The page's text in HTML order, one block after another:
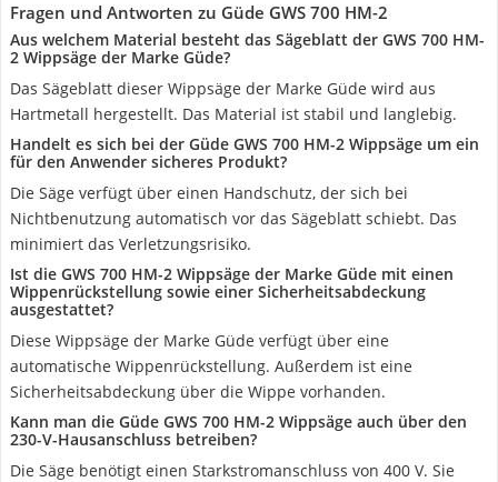
Fragen und Antworten zu Güde GWS 700 HM-2
Aus welchem Material besteht das Sägeblatt der GWS 700 HM-
2 Wippsäge der Marke Güde?
Das Sägeblatt dieser Wippsäge der Marke Güde wird aus
Hartmetall hergestellt. Das Material ist stabil und langlebig.
Handelt es sich bei der Güde GWS 700 HM-2 Wippsäge um ein
für den Anwender sicheres Produkt?
Die Säge verfügt über einen Handschutz, der sich bei
Nichtbenutzung automatisch vor das Sägeblatt schiebt. Das
minimiert das Verletzungsrisiko.
Ist die GWS 700 HM-2 Wippsäge der Marke Güde mit einen
Wippenrückstellung sowie einer Sicherheitsabdeckung
ausgestattet?
Diese Wippsäge der Marke Güde verfügt über eine
automatische Wippenrückstellung. Außerdem ist eine
Sicherheitsabdeckung über die Wippe vorhanden.
Kann man die Güde GWS 700 HM-2 Wippsäge auch über den
230-V-Hausanschluss betreiben?
Die Säge benötigt einen Starkstromanschluss von 400 V. Sie